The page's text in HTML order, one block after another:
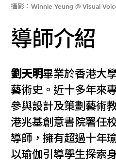
攝影：Winnie Yeung @ Visual
導師介紹
劉天明畢業於香港大
藝術史。近十多年來
參與設計及策劃藝術
港兆基創意書院署任
導師，擁有超過十年
以瑜伽引導學生探索